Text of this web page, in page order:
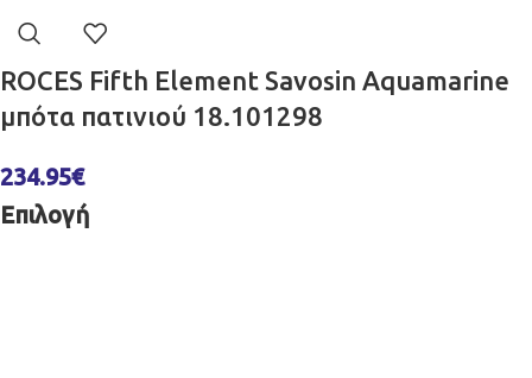
ROCES Fifth Element Savosin Aquamarine
μπότα πατινιού 18.101298
234.95€
Επιλογή